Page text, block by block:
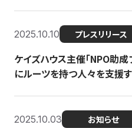
2025.10.10 プレスリリース
ケイズハウス主催「NPO助
にルーツを持つ人々を支援
2025.10.03 お知らせ